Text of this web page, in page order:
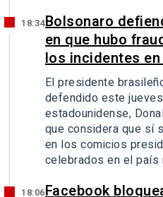
18:34Bolsonaro
en que hubo
los incidentes
El presidente
defendido este
estadounidense,
que considera que sí
en los comicios
celebrados en el país
18:06Facebook